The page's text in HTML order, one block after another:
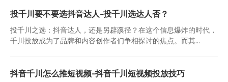
投千川要不要选抖音达人-投千川选达人否？
投千川之选：抖音达人，还是另辟蹊径？在这个信息爆炸的时代，
千川投放成为了品牌和内容创作者们争相探讨的焦点。而其...
抖音千川怎么推短视频-抖音千川短视频投放技巧